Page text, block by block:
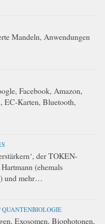
Mandeln, Anwendungen
Facebook, Amazon,
EC-Karten, Bluetooth,
der TOKEN-
(ehemals
und mehr…
QUANTENBIOLOGIE
Exosomen, Biophotonen,